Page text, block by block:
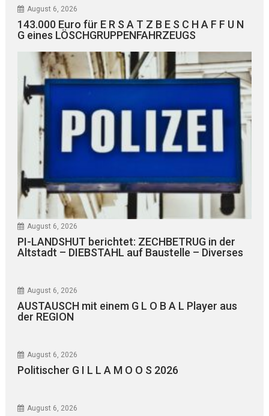
August 6, 2026
143.000 Euro für E R S A T Z B E S C H A F F U N
G eines LÖSCHGRUPPENFAHRZEUGS
August 6, 2026
PI-LANDSHUT berichtet: ZECHBETRUG in der
Altstadt – DIEBSTAHL auf Baustelle – Diverses
August 6, 2026
AUSTAUSCH mit einem G L O B A L Player aus
der REGION
August 6, 2026
Politischer G I L L A M O O S 2026
August 6, 2026